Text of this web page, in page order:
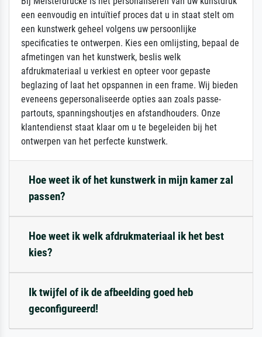
een eenvoudig en intuïtief proces dat u in staat stelt om
een kunstwerk geheel volgens uw persoonlijke
specificaties te ontwerpen. Kies een omlijsting, bepaal de
afmetingen van het kunstwerk, beslis welk
afdrukmateriaal u verkiest en opteer voor gepaste
beglazing of laat het opspannen in een frame. Wij bieden
eveneens gepersonaliseerde opties aan zoals passe-
partouts, spanningshoutjes en afstandhouders. Onze
klantendienst staat klaar om u te begeleiden bij het
ontwerpen van het perfecte kunstwerk.
Hoe weet ik of het kunstwerk in mijn kamer zal
passen?
Hoe weet ik welk afdrukmateriaal ik het best
kies?
Ik twijfel of ik de afbeelding goed heb
geconfigureerd!